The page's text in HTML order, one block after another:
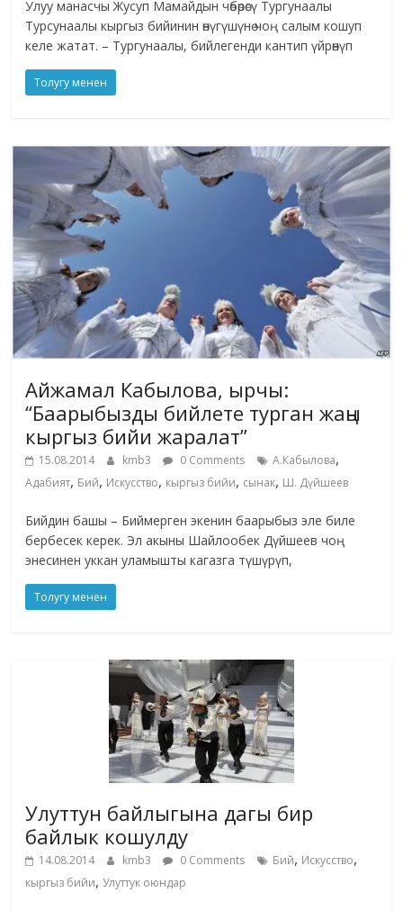
Улуу манасчы Жусуп Мамайдын чөбөрөсү Тургунаалы
Турсунаалы кыргыз бийинин өнүгүшүнө чоң салым кошуп
келе жатат. – Тургунаалы, бийлегенди кантип үйрөнүп
Толугу менен
Айжамал Кабылова, ырчы:
“Баарыбызды бийлете турган жаңы
кыргыз бийи жаралат”
15.08.2014 kmb3 0 Comments А.Кабылова,
Адабият, Бий, Искусство, кыргыз бийи, сынак, Ш. Дүйшеев
Бийдин башы – Биймерген экенин баарыбыз эле биле
бербесек керек. Эл акыны Шайлообек Дүйшеев чоң
энесинен уккан уламышты кагазга түшүрүп,
Толугу менен
Улуттун байлыгына дагы бир
байлык кошулду
14.08.2014 kmb3 0 Comments Бий, Искусство,
кыргыз бийи, Улуттук оюндар